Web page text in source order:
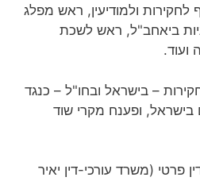
ולמודיעין, ראש מפלג
ביאחב"ל, ראש לשכת
– בישראל ובחו"ל – כנגד
בישראל, ופענח מקרי שוד
פרטי (משרד עורכי-דין‏ יאיר